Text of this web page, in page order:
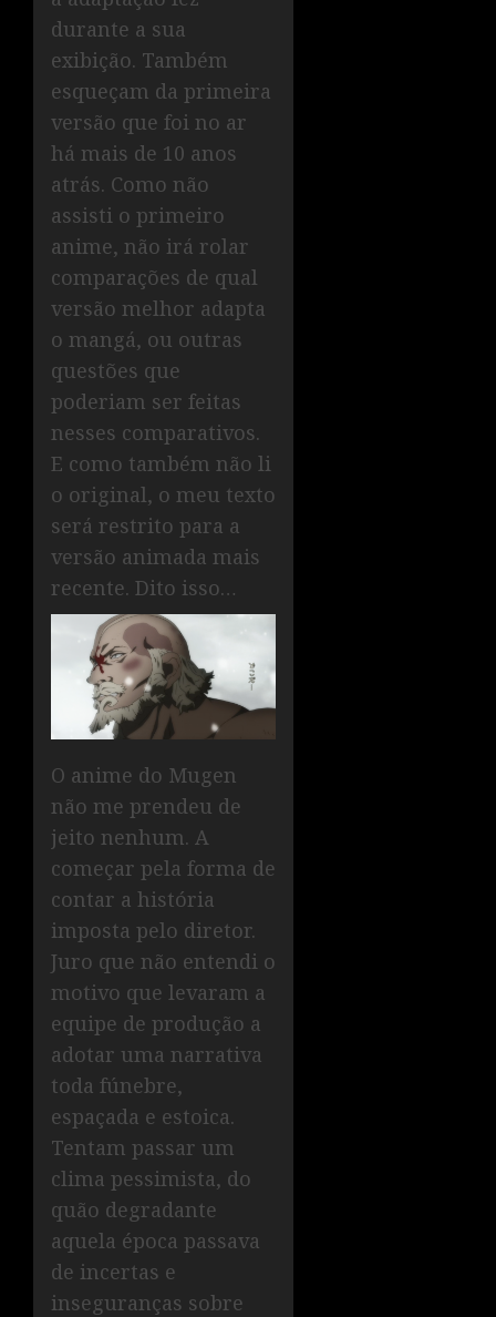
durante a sua
exibição. Também
esqueçam da primeira
versão que foi no ar
há mais de 10 anos
atrás. Como não
assisti o primeiro
anime, não irá rolar
comparações de qual
versão melhor adapta
o mangá, ou outras
questões que
poderiam ser feitas
nesses comparativos.
E como também não li
o original, o meu texto
será restrito para a
versão animada mais
recente. Dito isso…
O anime do Mugen
não me prendeu de
jeito nenhum. A
começar pela forma de
contar a história
imposta pelo diretor.
Juro que não entendi o
motivo que levaram a
equipe de produção a
adotar uma narrativa
toda fúnebre,
espaçada e estoica.
Tentam passar um
clima pessimista, do
quão degradante
aquela época passava
de incertas e
inseguranças sobre